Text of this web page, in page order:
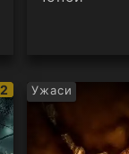
Ужаси